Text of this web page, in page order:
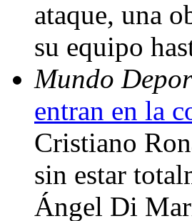
ataque, una
su equipo
Mundo
entran en la
Cristiano
sin estar
Ángel Di